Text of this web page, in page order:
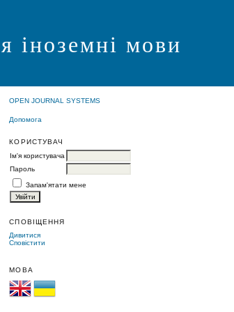
мови
OPEN JOURNAL SYSTEMS
Допомога
КОРИСТУВАЧ
Ім'я користувача
Пароль
Запам'ятати мене
СПОВІЩЕННЯ
Дивитися
Сповістити
МОВА